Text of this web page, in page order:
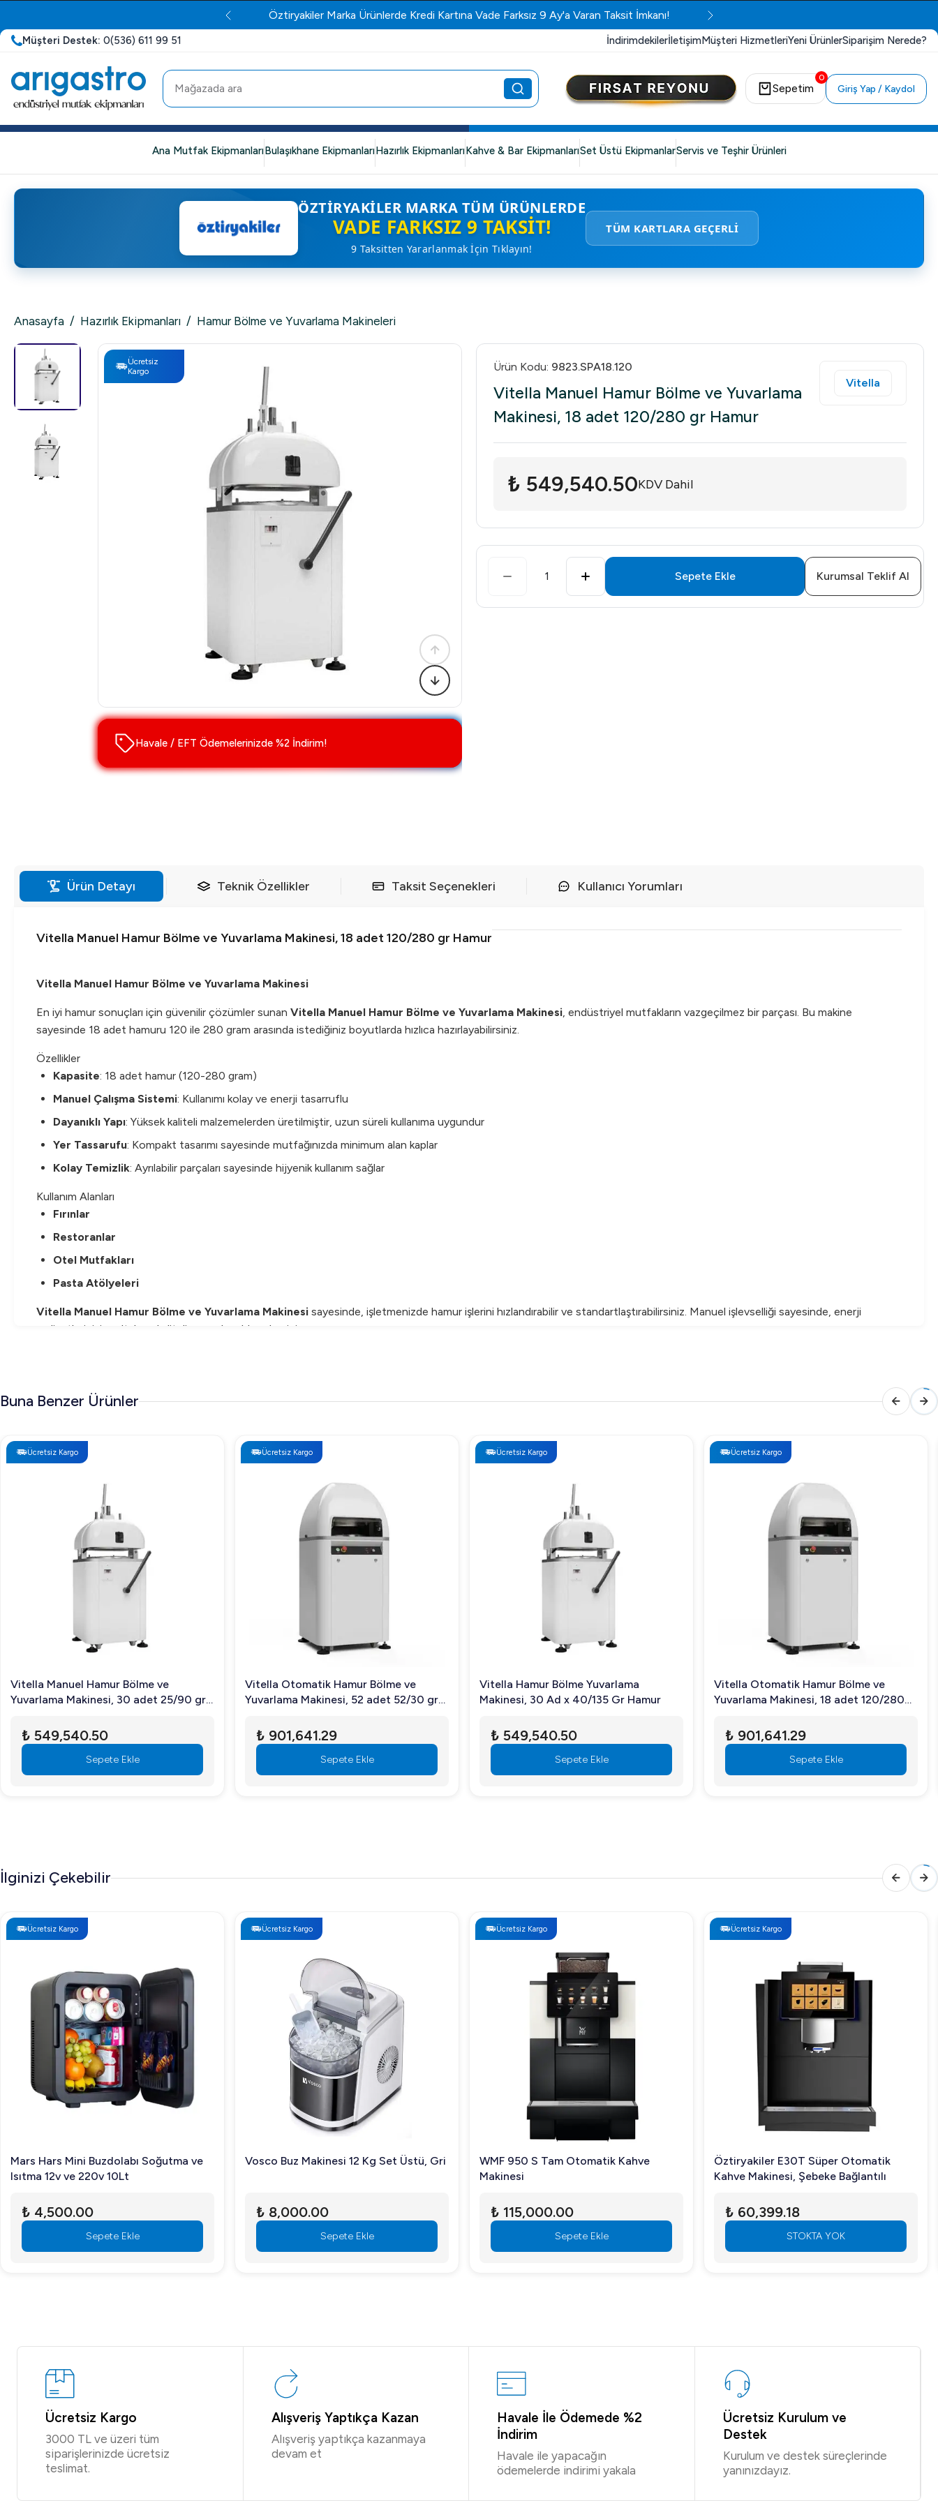
Öztiryakiler Marka Ürünlerde Kredi Kartına Vade Farksız 9 Ay'a Varan Taksit İmkanı!
Müşteri Destek: 0(536) 611 99 51 İndirimdekilerİletişimMüşteri HizmetleriYeni ÜrünlerSiparişim Nerede?
0
Sepetim Giriş Yap / Kaydol
Ana Mutfak EkipmanlarıBulaşıkhane EkipmanlarıHazırlık EkipmanlarıKahve & Bar EkipmanlarıSet Üstü EkipmanlarServis ve Teşhir Ürünleri
ÖZTIRYAKILER MARKA TÜM ÜRÜNLERDE
VADE FARKSIZ 9 TAKSIT!
9 Taksitten Yararlanmak İçin Tıklayın!
TÜM KARTLARA GEÇERLİ
Anasayfa / Hazırlık Ekipmanları / Hamur Bölme ve Yuvarlama Makineleri
Ücretsiz
Kargo
Havale / EFT Ödemelerinizde %2 İndirim!
Vitella
Ürün Kodu: 9823.SPA18.120
Vitella Manuel Hamur Bölme ve Yuvarlama
Makinesi, 18 adet 120/280 gr Hamur
₺ 549,540.50KDV Dahil
1 Sepete Ekle Kurumsal Teklif Al
Ürün Detayı Teknik Özellikler Taksit Seçenekleri Kullanıcı Yorumları
Vitella Manuel Hamur Bölme ve Yuvarlama Makinesi, 18 adet 120/280 gr Hamur
Vitella Manuel Hamur Bölme ve Yuvarlama Makinesi
En iyi hamur sonuçları için güvenilir çözümler sunan Vitella Manuel Hamur Bölme ve Yuvarlama Makinesi, endüstriyel mutfakların vazgeçilmez bir parçası. Bu makine
sayesinde 18 adet hamuru 120 ile 280 gram arasında istediğiniz boyutlarda hızlıca hazırlayabilirsiniz.
Özellikler
Kapasite: 18 adet hamur (120-280 gram)
Manuel Çalışma Sistemi: Kullanımı kolay ve enerji tasarruflu
Dayanıklı Yapı: Yüksek kaliteli malzemelerden üretilmiştir, uzun süreli kullanıma uygundur
Yer Tassarufu: Kompakt tasarımı sayesinde mutfağınızda minimum alan kaplar
Kolay Temizlik: Ayrılabilir parçaları sayesinde hijyenik kullanım sağlar
Kullanım Alanları
Fırınlar
Restoranlar
Otel Mutfakları
Pasta Atölyeleri
Vitella Manuel Hamur Bölme ve Yuvarlama Makinesi sayesinde, işletmenizde hamur işlerini hızlandırabilir ve standartlaştırabilirsiniz. Manuel işlevselliği sayesinde, enerji
maliyetlerinizi azaltırken, kaliteli sonuçlar elde edersiniz.
Buna Benzer Ürünler
Ücretsiz Kargo
Vitella Manuel Hamur Bölme ve
Yuvarlama Makinesi, 30 adet 25/90 gr
₺ 549,540.50
Sepete Ekle
Ücretsiz Kargo
Vitella Otomatik Hamur Bölme ve
Yuvarlama Makinesi, 52 adet 52/30 gr
₺ 901,641.29
Sepete Ekle
Ücretsiz Kargo
Vitella Hamur Bölme Yuvarlama
Makinesi, 30 Ad x 40/135 Gr Hamur
₺ 549,540.50
Sepete Ekle
Ücretsiz Kargo
Vitella Otomatik Hamur Bölme ve
Yuvarlama Makinesi, 18 adet 120/280
₺ 901,641.29
Sepete Ekle
İlginizi Çekebilir
Ücretsiz Kargo
Mars Hars Mini Buzdolabı Soğutma ve
Isıtma 12v ve 220v 10Lt
₺ 4,500.00
Sepete Ekle
Ücretsiz Kargo
Vosco Buz Makinesi 12 Kg Set Üstü, Gri
₺ 8,000.00
Sepete Ekle
Ücretsiz Kargo
WMF 950 S Tam Otomatik Kahve
Makinesi
₺ 115,000.00
Sepete Ekle
Ücretsiz Kargo
Öztiryakiler E30T Süper Otomatik
Kahve Makinesi, Şebeke Bağlantılı
₺ 60,399.18
STOKTA YOK
Ücretsiz Kargo
3000 TL ve üzeri tüm
siparişlerinizde ücretsiz
teslimat.
Alışveriş Yaptıkça Kazan
Alışveriş yaptıkça kazanmaya
devam et
Havale İle Ödemede %2
İndirim
Havale ile yapacağın
ödemelerde indirimi yakala
Ücretsiz Kurulum ve
Destek
Kurulum ve destek süreçlerinde
yanınızdayız.